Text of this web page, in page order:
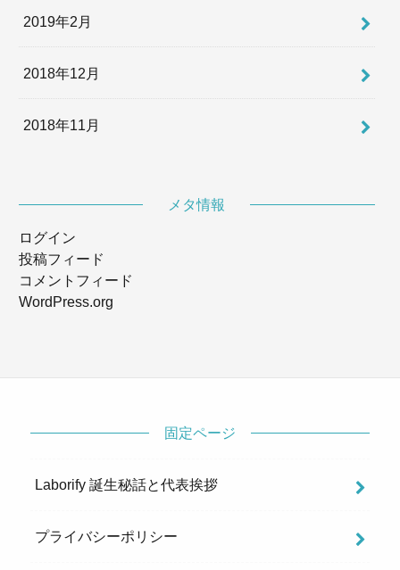
2019年2月
2018年12月
2018年11月
メタ情報
ログイン
投稿フィード
コメントフィード
WordPress.org
固定ページ
Laborify 誕生秘話と代表挨拶
プライバシーポリシー